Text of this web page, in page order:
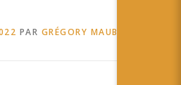
PAR GRÉGORY MAUBON